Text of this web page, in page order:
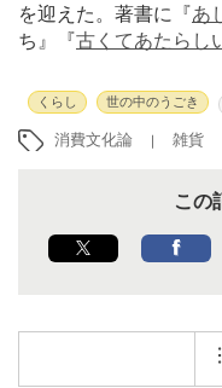
を迎えた。著書に『あ
ち』『古くてあたらし
くらし 世の中のうごき
消費文化論 雑貨
この